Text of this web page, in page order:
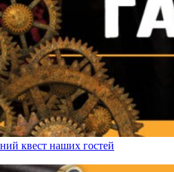
квест наших гостей